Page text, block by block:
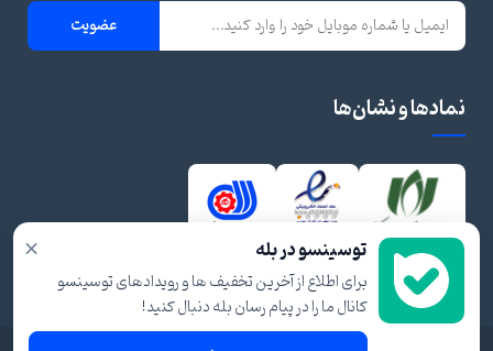
عضویت
نمادها و نشان‌ها
× توسینسو در بله
برای اطلاع از آخرین تخفیف ها و رویدادهای توسینسو
کانال ما را در پیام رسان بله دنبال کنید!